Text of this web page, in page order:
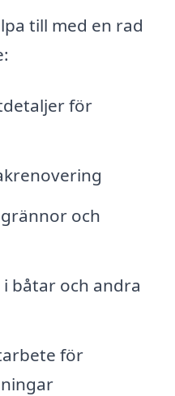
till med en rad
för
och
båtar och andra
för